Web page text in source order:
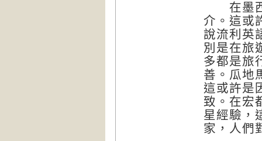
在墨西
介。這或
說流利英
別是在旅
多都是旅
善。瓜地
這或許是
致。在宏
星經驗，
家，人們